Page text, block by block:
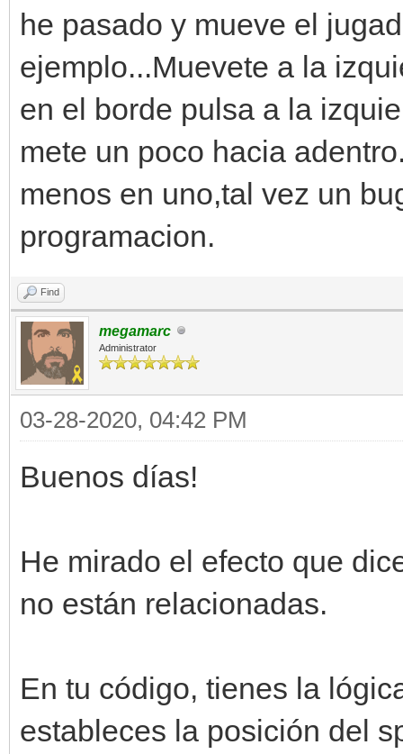
he pasado y mueve el
ejemplo...Muevete a la
en el borde pulsa a la
mete un poco hacia
menos en uno,tal vez un
programacion.
Find
megamarc
Administrator
03-28-2020, 04:42 PM
Buenos días!
He mirado el efecto que
no están relacionadas.
En tu código, tienes la
estableces la posición del